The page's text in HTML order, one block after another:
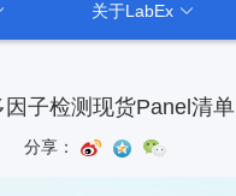
关于LabEx
子检测现货Panel清单
分享：